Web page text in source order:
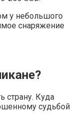
у небольшого
снаряжение
страну. Куда
судьбой